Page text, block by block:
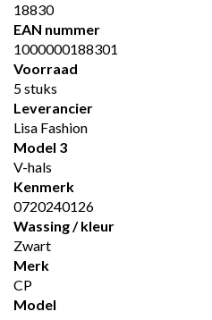
18830
EAN nummer
1000000188301
Voorraad
5 stuks
Leverancier
Lisa Fashion
Model 3
V-hals
Kenmerk
0720240126
Wassing / kleur
Zwart
Merk
CP
Model